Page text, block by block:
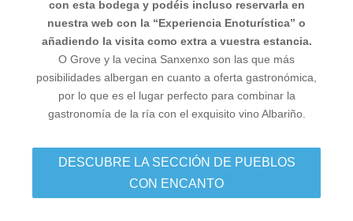
con esta bodega y podéis incluso reservarla en
nuestra web con la “Experiencia Enoturística” o
añadiendo la visita como extra a vuestra estancia.
O Grove y la vecina Sanxenxo son las que más
posibilidades albergan en cuanto a oferta gastronómica,
por lo que es el lugar perfecto para combinar la
gastronomía de la ría con el exquisito vino Albariño.
DESCUBRE LA SECCIÓN DE PUEBLOS
CON ENCANTO